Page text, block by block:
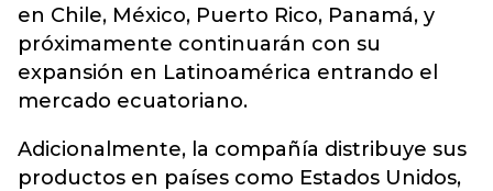
en Chile, México, Puerto Rico, Panamá, y
próximamente continuarán con su
expansión en Latinoamérica entrando el
mercado ecuatoriano.
Adicionalmente, la compañía distribuye sus
productos en países como Estados Unidos,